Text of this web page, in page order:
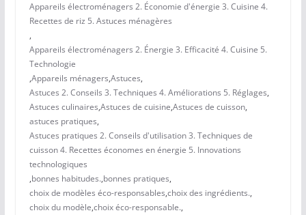
Appareils électroménagers 2. Économie d'énergie 3. Cuisine 4.
Recettes de riz 5. Astuces ménagères
,
Appareils électroménagers 2. Énergie 3. Efficacité 4. Cuisine 5.
Technologie
,Appareils ménagers,Astuces,
Astuces 2. Conseils 3. Techniques 4. Améliorations 5. Réglages,
Astuces culinaires,Astuces de cuisine,Astuces de cuisson,
astuces pratiques,
Astuces pratiques 2. Conseils d'utilisation 3. Techniques de
cuisson 4. Recettes économes en énergie 5. Innovations
technologiques
,bonnes habitudes.,bonnes pratiques,
choix de modèles éco-responsables,choix des ingrédients.,
choix du modèle,choix éco-responsable.,